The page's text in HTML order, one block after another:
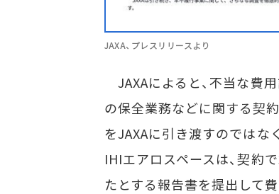
JAXA、プレスリリースより
JAXAによると、不当な費
の保全業務などに関する契
をJAXAに引き渡すのではな
IHIエアロスペースは、契約
たとする報告書を提出して